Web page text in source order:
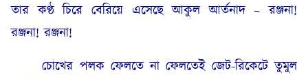
তার কণ্ঠ চিরে বেরিয়ে এসেছে আকুল আর্তনাদ – রঞ্জনা!
রঞ্জনা! রঞ্জনা!
চোখের পলক ফেলতে না ফেলতেই জেট-রিকেটে তুমুল